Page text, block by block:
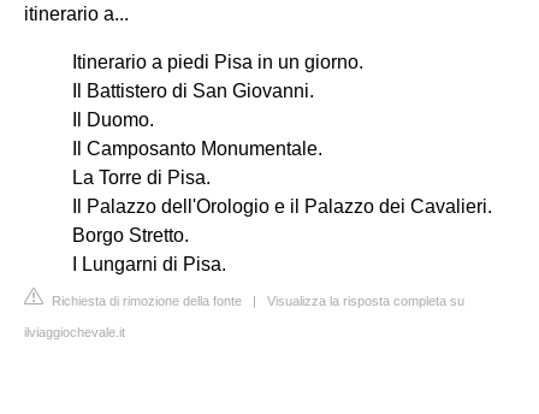
itinerario a...
Itinerario a piedi Pisa in un giorno.
Il Battistero di San Giovanni.
Il Duomo.
Il Camposanto Monumentale.
La Torre di Pisa.
Il Palazzo dell'Orologio e il Palazzo dei Cavalieri.
Borgo Stretto.
I Lungarni di Pisa.
Richiesta di rimozione della fonte | Visualizza la risposta completa su
ilviaggiochevale.it